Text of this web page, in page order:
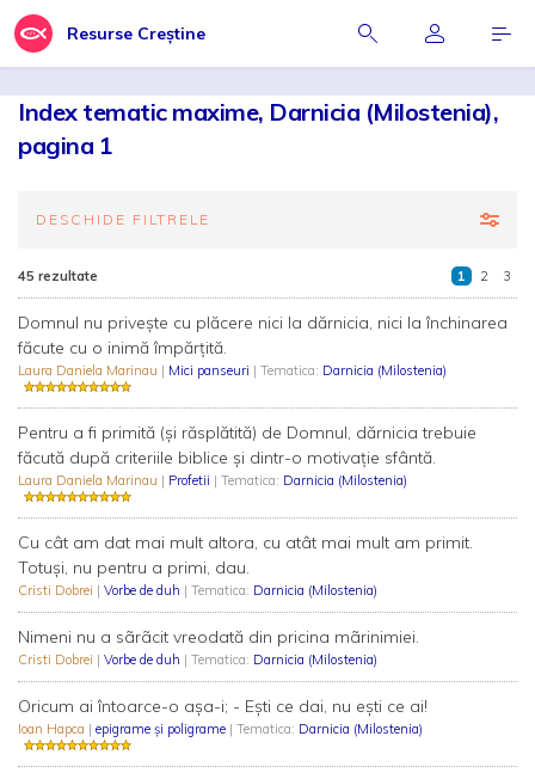
Resurse Creștine
Index tematic maxime, Darnicia (Milostenia),
pagina 1
DESCHIDE FILTRELE
45 rezultate 1 2 3
Domnul nu privește cu plăcere nici la dărnicia, nici la închinarea
făcute cu o inimă împărțită.
Laura Daniela Marinau | Mici panseuri | Tematica: Darnicia (Milostenia)
Pentru a fi primită (și răsplătită) de Domnul, dărnicia trebuie
făcută după criteriile biblice și dintr-o motivație sfântă.
Laura Daniela Marinau | Profetii | Tematica: Darnicia (Milostenia)
Cu cât am dat mai mult altora, cu atât mai mult am primit.
Totuşi, nu pentru a primi, dau.
Cristi Dobrei | Vorbe de duh | Tematica: Darnicia (Milostenia)
Nimeni nu a sãrãcit vreodată din pricina mãrinimiei.
Cristi Dobrei | Vorbe de duh | Tematica: Darnicia (Milostenia)
Oricum ai întoarce-o așa-i; - Ești ce dai, nu ești ce ai!
Ioan Hapca | epigrame și poligrame | Tematica: Darnicia (Milostenia)